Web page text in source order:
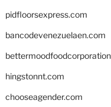
pidfloorsexpress.com
bancodevenezuelaen.com
hingstonnt.com
chooseagender.com